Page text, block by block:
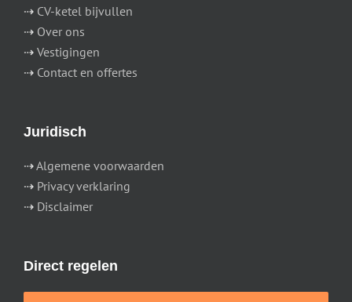
⇢ CV-ketel bijvullen
⇢ Over ons
⇢ Vestigingen
⇢ Contact en offertes
Juridisch
⇢Algemene voorwaarden
⇢ Privacy verklaring
⇢ Disclaimer
Direct regelen